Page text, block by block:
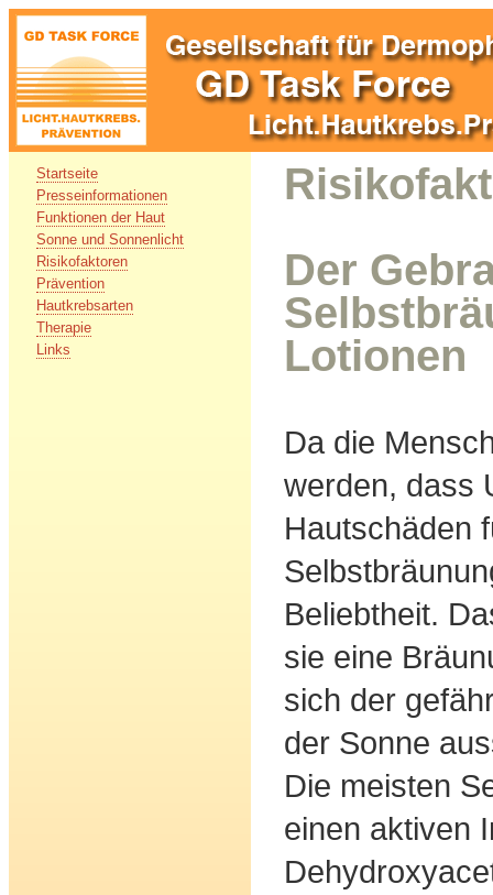
Startseite
Presseinformationen
Funktionen der Haut
Sonne und Sonnenlicht
Risikofaktoren
Prävention
Hautkrebsarten
Therapie
Links
Der
Lotionen
Da die
werden, dass
Hautschäden
Beliebtheit.
sie eine
sich der
der Sonne
Die meisten
einen aktiven